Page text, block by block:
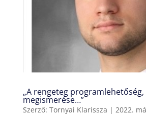
„A rengeteg
megismerése…”
Szerző: Tornyai Klarissza | 2022.